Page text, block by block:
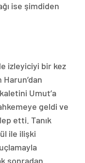
ise şimdiden
izleyiciyi bir kez
Harun’dan
Umut’a
geldi ve
etti. Tanık
ile ilişki
sonradan